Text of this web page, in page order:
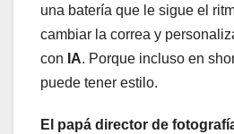
una batería que le sigue el
cambiar la correa y
con IA. Porque incluso en
puede tener estilo.
El papá director de